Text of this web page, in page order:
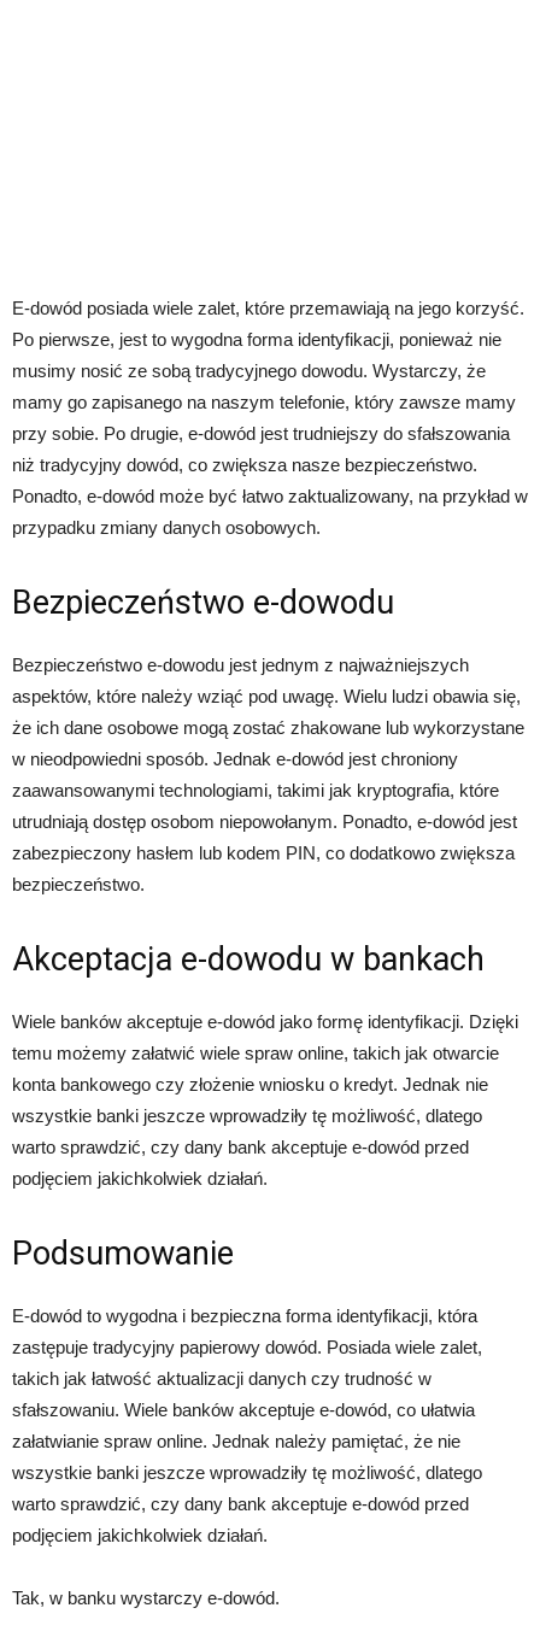
E-dowód posiada wiele zalet, które przemawiają na jego korzyść.
Po pierwsze, jest to wygodna forma identyfikacji, ponieważ nie
musimy nosić ze sobą tradycyjnego dowodu. Wystarczy, że
mamy go zapisanego na naszym telefonie, który zawsze mamy
przy sobie. Po drugie, e-dowód jest trudniejszy do sfałszowania
niż tradycyjny dowód, co zwiększa nasze bezpieczeństwo.
Ponadto, e-dowód może być łatwo zaktualizowany, na przykład w
przypadku zmiany danych osobowych.
Bezpieczeństwo e-dowodu
Bezpieczeństwo e-dowodu jest jednym z najważniejszych
aspektów, które należy wziąć pod uwagę. Wielu ludzi obawia się,
że ich dane osobowe mogą zostać zhakowane lub wykorzystane
w nieodpowiedni sposób. Jednak e-dowód jest chroniony
zaawansowanymi technologiami, takimi jak kryptografia, które
utrudniają dostęp osobom niepowołanym. Ponadto, e-dowód jest
zabezpieczony hasłem lub kodem PIN, co dodatkowo zwiększa
bezpieczeństwo.
Akceptacja e-dowodu w bankach
Wiele banków akceptuje e-dowód jako formę identyfikacji. Dzięki
temu możemy załatwić wiele spraw online, takich jak otwarcie
konta bankowego czy złożenie wniosku o kredyt. Jednak nie
wszystkie banki jeszcze wprowadziły tę możliwość, dlatego
warto sprawdzić, czy dany bank akceptuje e-dowód przed
podjęciem jakichkolwiek działań.
Podsumowanie
E-dowód to wygodna i bezpieczna forma identyfikacji, która
zastępuje tradycyjny papierowy dowód. Posiada wiele zalet,
takich jak łatwość aktualizacji danych czy trudność w
sfałszowaniu. Wiele banków akceptuje e-dowód, co ułatwia
załatwianie spraw online. Jednak należy pamiętać, że nie
wszystkie banki jeszcze wprowadziły tę możliwość, dlatego
warto sprawdzić, czy dany bank akceptuje e-dowód przed
podjęciem jakichkolwiek działań.
Tak, w banku wystarczy e-dowód.